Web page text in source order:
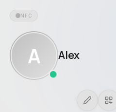
NFC
A Alex